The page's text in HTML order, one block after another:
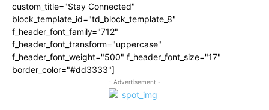
custom_title="Stay Connected"
block_template_id="td_block_template_8"
f_header_font_family="712"
f_header_font_transform="uppercase"
f_header_font_weight="500" f_header_font_size="17"
border_color="#dd3333"]
- Advertisement -